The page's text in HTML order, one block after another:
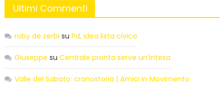
Ultimi Commenti
roby de zerbi su Pd, idea lista civica
Giuseppe su Centrale pronta serve un’intesa
Valle del Sabato: cronostoria | Amici in Movimento